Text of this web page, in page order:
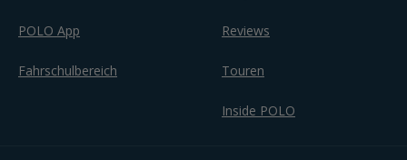
POLO App
Fahrschulbereich
Reviews
Touren
Inside POLO